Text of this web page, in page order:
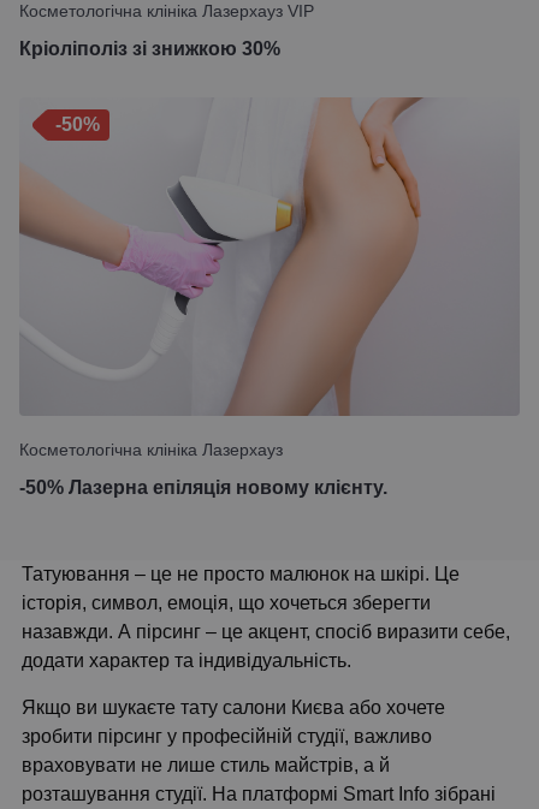
Косметологічна клініка Лазерхауз VIP
Кріоліполіз зі знижкою 30%
-50%
Косметологічна клініка Лазерхауз
-50% Лазерна епіляція новому клієнту.
Татуювання – це не просто малюнок на шкірі. Це
історія, символ, емоція, що хочеться зберегти
назавжди. А пірсинг – це акцент, спосіб виразити себе,
додати характер та індивідуальність.
Якщо ви шукаєте тату салони Києва або хочете
зробити пірсинг у професійній студії, важливо
враховувати не лише стиль майстрів, а й
розташування студії. На платформі Smart Info зібрані